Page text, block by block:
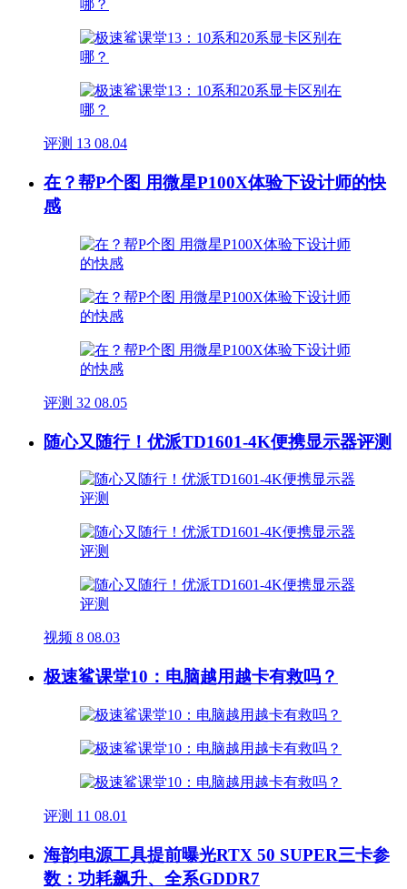
评测 13 08.04
在？帮P个图 用微星P100X体验下设计师的快
感
评测 32 08.05
随心又随行！优派TD1601-4K便携显示器评测
视频 8 08.03
极速鲨课堂10：电脑越用越卡有救吗？
评测 11 08.01
海韵电源工具提前曝光RTX 50 SUPER三卡参
数：功耗飙升、全系GDDR7